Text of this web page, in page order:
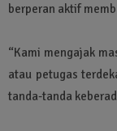
berperan aktif
“Kami mengajak
atau petugas
tanda-tanda